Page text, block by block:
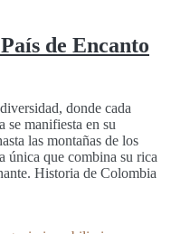
de Encanto
donde cada
se manifiesta en su
las montañas de los
única que combina su rica
Historia de Colombia